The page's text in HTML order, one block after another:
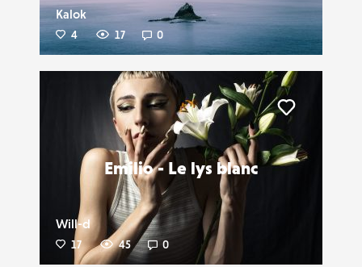
Kalok
4 17 0
Emilio - Le lys blanc
Will-d
17 45 0